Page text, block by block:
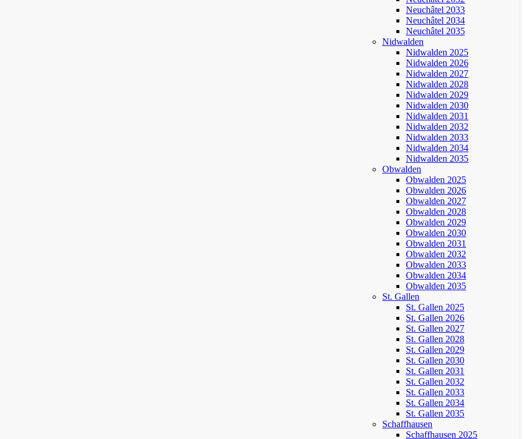
Neuchâtel 2033
Neuchâtel 2034
Neuchâtel 2035
Nidwalden
Nidwalden 2025
Nidwalden 2026
Nidwalden 2027
Nidwalden 2028
Nidwalden 2029
Nidwalden 2030
Nidwalden 2031
Nidwalden 2032
Nidwalden 2033
Nidwalden 2034
Nidwalden 2035
Obwalden
Obwalden 2025
Obwalden 2026
Obwalden 2027
Obwalden 2028
Obwalden 2029
Obwalden 2030
Obwalden 2031
Obwalden 2032
Obwalden 2033
Obwalden 2034
Obwalden 2035
St. Gallen
St. Gallen 2025
St. Gallen 2026
St. Gallen 2027
St. Gallen 2028
St. Gallen 2029
St. Gallen 2030
St. Gallen 2031
St. Gallen 2032
St. Gallen 2033
St. Gallen 2034
St. Gallen 2035
Schaffhausen
Schaffhausen 2025